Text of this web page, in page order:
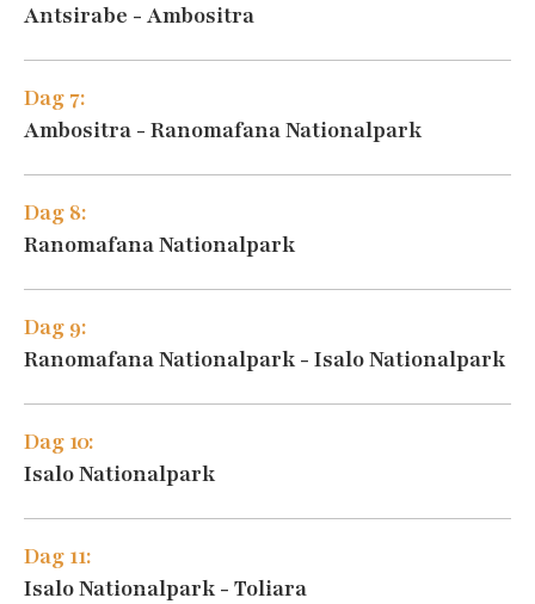
Antsirabe - Ambositra
Dag 7:
Ambositra - Ranomafana Nationalpark
Dag 8:
Ranomafana Nationalpark
Dag 9:
Ranomafana Nationalpark - Isalo Nationalpark
Dag 10:
Isalo Nationalpark
Dag 11:
Isalo Nationalpark - Toliara